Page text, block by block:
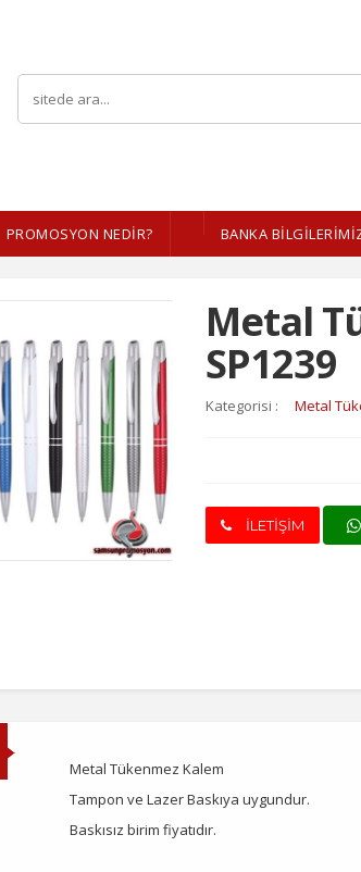
PROMOSYON NEDİR? BANKA
Metal
SP1239
Kategorisi : Metal
İLETİŞİM
Metal Tükenmez Kalem
Tampon ve Lazer Baskıya uygundur.
Baskısız birim fiyatıdır.